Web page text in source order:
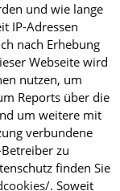
und wie lange
IP-Adressen
nach Erhebung
Webseite wird
nutzen, um
Reports über die
um weitere mit
verbundene
zu
finden Sie
. Soweit